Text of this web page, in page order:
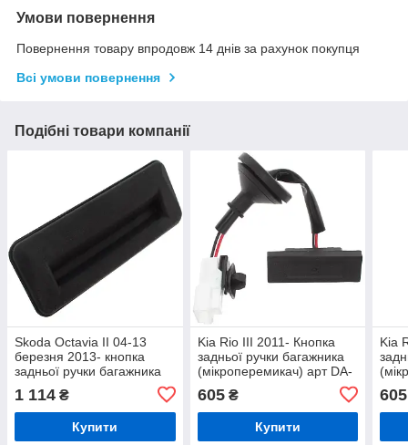
Умови повернення
Повернення товару впродовж 14 днів за рахунок покупця
Всі умови повернення
Подібні товари компанії
Skoda Octavia II 04-13
березня 2013- кнопка
задньої ручки багажника
1 114 ₴
Купити
Kia Rio III 2011- Кнопка
задньої ручки багажника
(мікроперемикач) арт DA-
605₴
Купити
Kia
605